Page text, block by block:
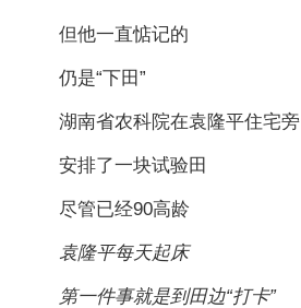
但他一直惦记的
仍是“下田”
湖南省农科院在袁隆平住宅旁
安排了一块试验田
尽管已经90高龄
袁隆平每天起床
第一件事就是到田边“打卡”